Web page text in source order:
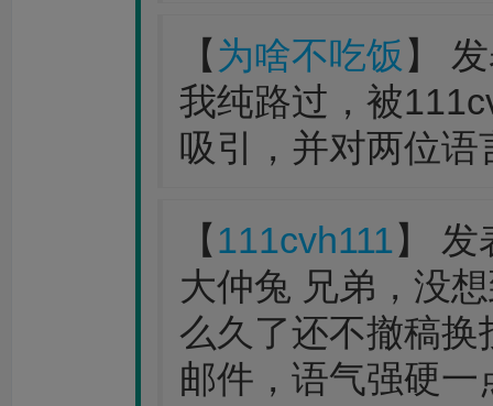
【 为啥不吃饭 】
我纯路过，被
吸引，并对两位语
【 111cvh111】
大仲兔 兄弟，没
么久了还不撤稿
邮件，语气强硬